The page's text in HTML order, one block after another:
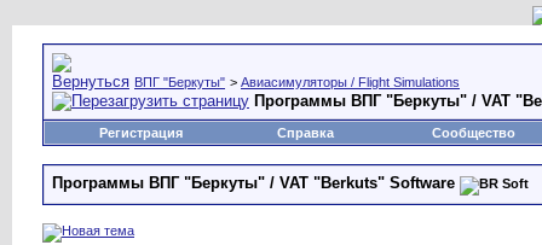
ВПГ "Беркуты" > Авиасимуляторы / Flight Simulations
Программы ВПГ "Беркуты" / VAT
Регистрация Справка Сообщество
Программы ВПГ "Беркуты" / VAT "Berkuts" Software